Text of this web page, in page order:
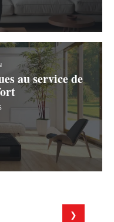
au service de